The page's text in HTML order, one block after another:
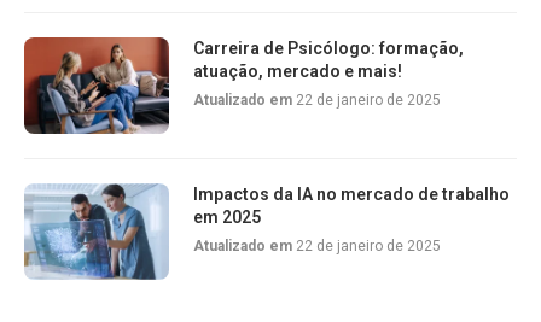
Carreira de Psicólogo: formação,
atuação, mercado e mais!
Atualizado em 22 de janeiro de 2025
Impactos da IA no mercado de trabalho
em 2025
Atualizado em 22 de janeiro de 2025